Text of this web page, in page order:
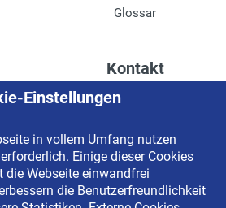
Glossar
Kontakt
Kontaktformular
Impressum
Datenschutzerklärung
Newsletter-Anmeldung
Einstellungen
in vollem Umfang nutzen
Einige dieser Cookies
Webseite einwandfrei
die Benutzerfreundlichkeit